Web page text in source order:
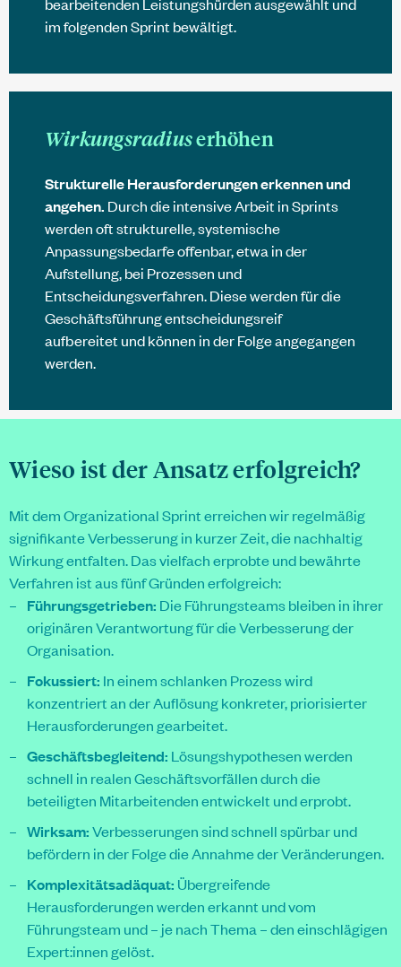
im folgenden Sprint bewältigt.
Wirkungsradiuserhöhen
Strukturelle Herausforderungen erkennen und
angehen. Durch die intensive Arbeit in Sprints
werden oft strukturelle, systemische
Anpassungsbedarfe offenbar, etwa in der
Aufstellung, bei Prozessen und
Entscheidungsverfahren. Diese werden für die
Geschäftsführung entscheidungsreif
aufbereitet und können in der Folge angegangen
werden.
Wieso ist der Ansatz erfolgreich?
Mit dem Organizational Sprint erreichen wir regelmäßig
signifikante Verbesserung in kurzer Zeit, die nachhaltig
Wirkung entfalten. Das vielfach erprobte und bewährte
Verfahren ist aus fünf Gründen erfolgreich:
Führungsgetrieben: Die Führungsteams bleiben in ihrer
originären Verantwortung für die Verbesserung der
Organisation.
Fokussiert: In einem schlanken Prozess wird
konzentriert an der Auflösung konkreter, priorisierter
Herausforderungen gearbeitet.
Geschäftsbegleitend: Lösungshypothesen werden
schnell in realen Geschäftsvorfällen durch die
beteiligten Mitarbeitenden entwickelt und erprobt.
Wirksam:Verbesserungen sind schnell spürbar und
befördern in der Folge die Annahme der Veränderungen.
Komplexitätsadäquat: Übergreifende
Herausforderungen werden erkannt und vom
Führungsteam und – je nach Thema – den einschlägigen
Expert:innen gelöst.